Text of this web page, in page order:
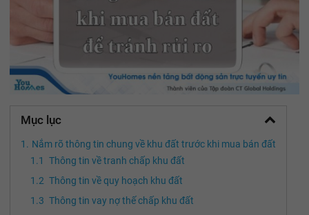
Mục lục
Nắm rõ thông tin chung về khu đất trước khi mua bán đất
Thông tin về tranh chấp khu đất
Thông tin về quy hoạch khu đất
Thông tin vay nợ thế chấp khu đất